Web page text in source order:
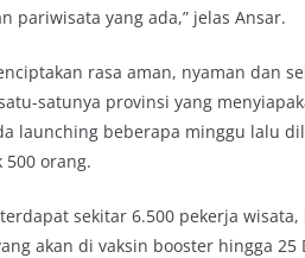
pariwisata yang ada,” jelas Ansar.
rasa aman, nyaman dan
satunya provinsi yang
launching beberapa minggu lalu
500 orang.
sekitar 6.500 pekerja
akan di vaksin booster hingga 25